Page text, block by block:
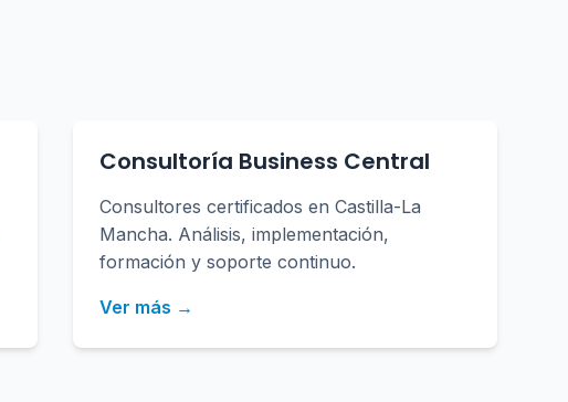
Consultoría Business Central
Consultores certificados en Castilla-La
Mancha. Análisis, implementación,
formación y soporte continuo.
Ver más →